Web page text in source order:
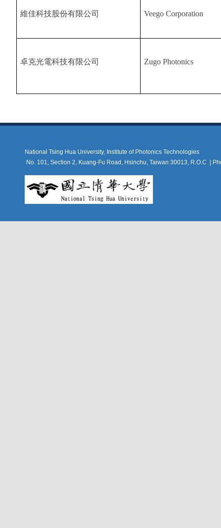
維佳科技股份有限公司 Veego Corporation
卓克光電科技有限公司 Zugo Photonics
National Tsing Hua University, Institute of Photonics Technologies
No. 101, Section 2, Kuang-Fu Road, Hsinchu, Taiwan 30013, R.O.C |